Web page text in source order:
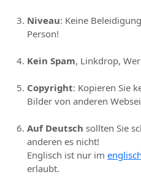
Niveau: Keine
Person!
Kein Spam, Linkdrop,
Copyright: Kopieren Sie
Bilder von anderen
Auf Deutsch sollten Sie
anderen es nicht!
Englisch ist nur im
erlaubt.